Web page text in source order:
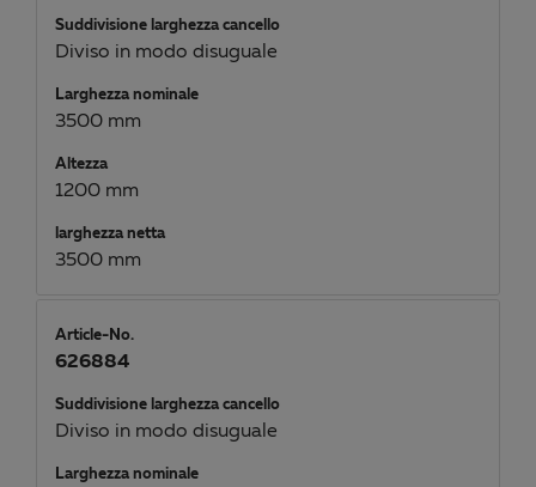
Suddivisione larghezza cancello
Diviso in modo disuguale
Larghezza nominale
3500 mm
Altezza
1200 mm
larghezza netta
3500 mm
Article-No.
626884
Suddivisione larghezza cancello
Diviso in modo disuguale
Larghezza nominale